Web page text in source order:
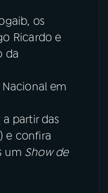
os
Ricardo e
da
em
a partir das
e confira
um Show de